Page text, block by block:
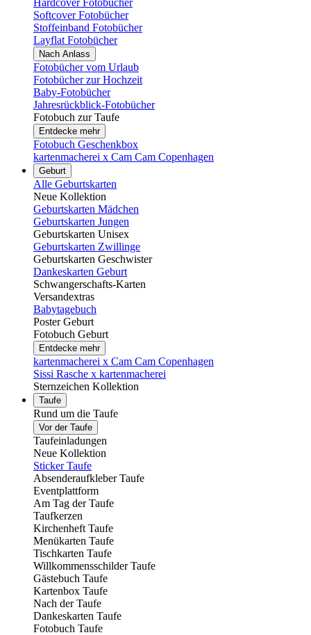
Hardcover Fotobücher
Softcover Fotobücher
Stoffeinband Fotobücher
Layflat Fotobücher
Nach Anlass
Fotobücher vom Urlaub
Fotobücher zur Hochzeit
Baby-Fotobücher
Jahresrückblick-Fotobücher
Fotobuch zur Taufe
Entdecke mehr
Fotobuch Geschenkbox
kartenmacherei x Cam Cam Copenhagen
Geburt
Alle Geburtskarten
Neue Kollektion
Geburtskarten Mädchen
Geburtskarten Jungen
Geburtskarten Unisex
Geburtskarten Zwillinge
Geburtskarten Geschwister
Dankeskarten Geburt
Schwangerschafts-Karten
Versandextras
Babytagebuch
Poster Geburt
Fotobuch Geburt
Entdecke mehr
kartenmacherei x Cam Cam Copenhagen
Sissi Rasche x kartenmacherei
Sternzeichen Kollektion
Taufe
Rund um die Taufe
Vor der Taufe
Taufeinladungen
Neue Kollektion
Sticker Taufe
Absenderaufkleber Taufe
Eventplattform
Am Tag der Taufe
Taufkerzen
Kirchenheft Taufe
Menükarten Taufe
Tischkarten Taufe
Willkommensschilder Taufe
Gästebuch Taufe
Kartenbox Taufe
Nach der Taufe
Dankeskarten Taufe
Fotobuch Taufe